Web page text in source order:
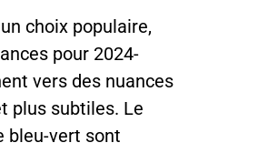
choix populaire,
pour 2024-
vers des nuances
plus subtiles. Le
bleu-vert sont